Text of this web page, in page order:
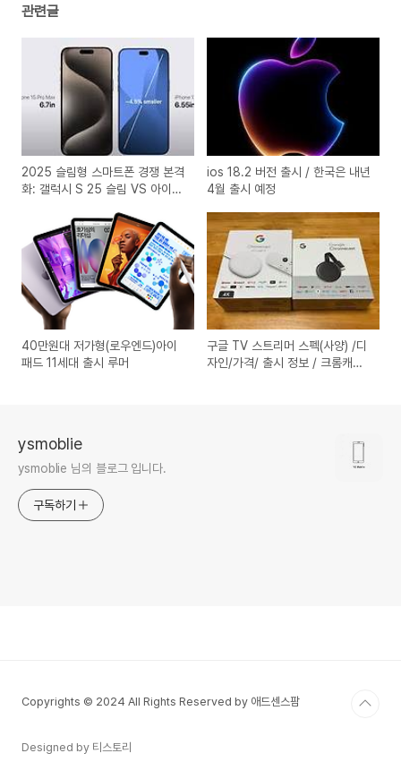
관련글
2025 슬림형 스마트폰 경쟁 본격
화: 갤럭시 S 25 슬림 VS 아이폰
ios 18.2 버전 출시 / 한국은 내년
4월 출시 예정
40만원대 저가형(로우엔드)아이
패드 11세대 출시 루머
구글 TV 스트리머 스펙(사양) /디
자인/가격/ 출시 정보 / 크롬캐스
ysmoblie
ysmoblie 님의 블로그 입니다.
구독하기
Copyrights © 2024 All Rights Reserved by 애드센스팜
Designed by 티스토리